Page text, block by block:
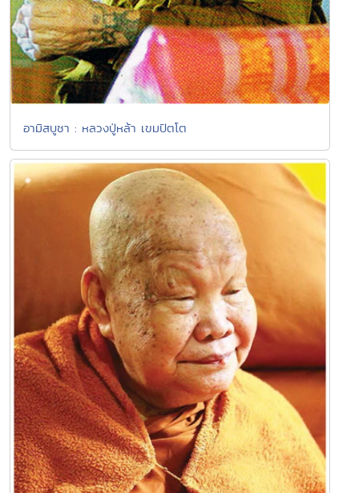
อามิสบูชา : หลวงปู่หล้า เขมปัตโต